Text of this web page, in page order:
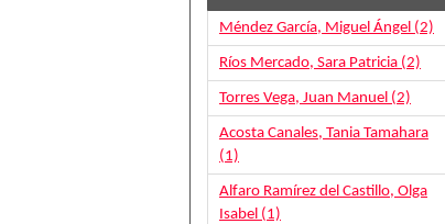
Méndez García, Miguel Ángel (2)
Ríos Mercado, Sara Patricia (2)
Torres Vega, Juan Manuel (2)
Acosta Canales, Tania Tamahara
(1)
Alfaro Ramírez del Castillo, Olga
Isabel (1)